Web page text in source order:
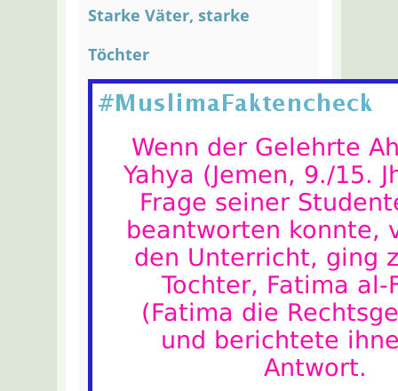
Starke Väter, starke
Töchter